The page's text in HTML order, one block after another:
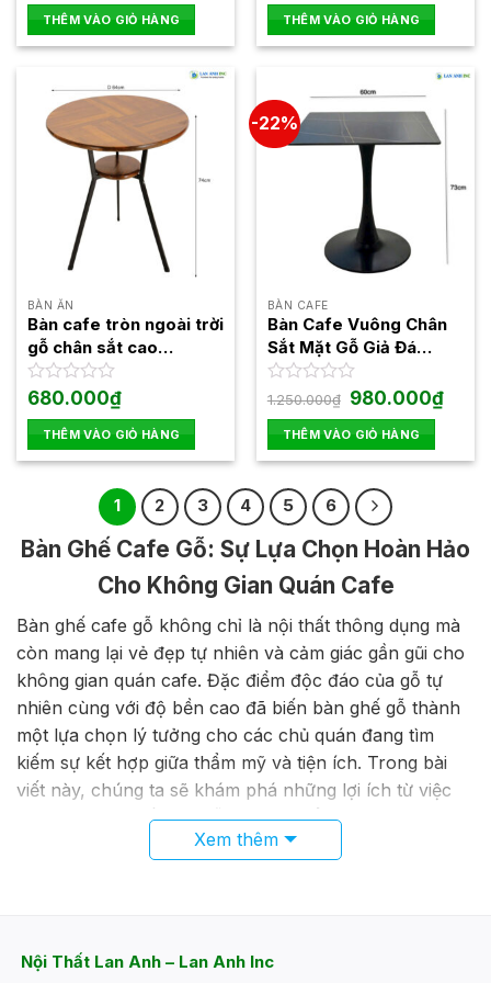
hạng
0
5
là:
720.000₫.
tại
là:
680.000₫.
THÊM VÀO GIỎ HÀNG
hạng
0
5
là:
1.350.000₫.
THÊM VÀO GIỎ HÀNG
BÀN ĂN
Bàn cafe tròn ngoài trời
gỗ chân sắt cao
Fansipan Moon 03
Được
hạng
0
5
680.000₫
THÊM VÀO GIỎ HÀNG
-22%
BÀN CAFE
Bàn Cafe Vuông Chân
Sắt Mặt Gỗ Giả Đá
BDP252
Được
hạng
0
5
1.250.000₫ Giá
gốc
là:
1.250.000₫.
980.000₫Giá
hiện
THÊM VÀO GIỎ HÀNG
1 2 3 4 5 6
Bàn Ghế Cafe Gỗ: Sự Lựa Chọn Hoàn Hảo
Cho Không Gian Quán Cafe
Bàn ghế cafe gỗ không chỉ là nội thất thông dụng mà
còn mang lại vẻ đẹp tự nhiên và cảm giác gần gũi cho
không gian quán cafe. Đặc điểm độc đáo của gỗ tự
nhiên cùng với độ bền cao đã biến bàn ghế gỗ thành
một lựa chọn lý tưởng cho các chủ quán đang tìm
kiếm sự kết hợp giữa thẩm mỹ và tiện ích. Trong bài
viết này, chúng ta sẽ khám phá những lợi ích từ việc
sử dụng bàn ghế cafe gỗ và cách để chọn lựa sản
phẩm phù hợp nhất cho không gian của bạn.
nhiều chủ quán thường phân vân giữa nhiều loại vật
Xem thêm
Nội Thất Lan Anh – Lan Anh Inc